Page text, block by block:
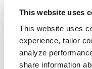
This website uses
This website uses
experience, tailor
analyze
share information